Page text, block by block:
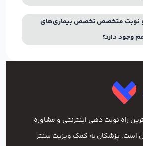
لغو نوبت متخصص تخصص بیماری‌های
وجود دارد؟
راه نوبت‌ دهی اینترنتی و مشاوره
است. پزشکان به کمک ویزیت سنتر